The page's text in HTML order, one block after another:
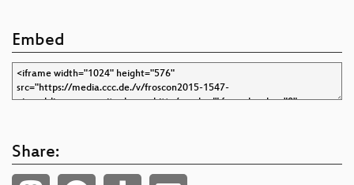
Embed
Share: